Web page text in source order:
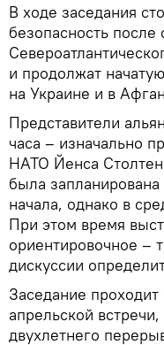
В ходе заседания
безопасность после
и продолжат
на Украине и в
Представители
часа – изначально
НАТО Йенса
была
начала, однако в
При этом время
ориентировочное –
дискуссии
Заседание
апрельской
двухлетнего